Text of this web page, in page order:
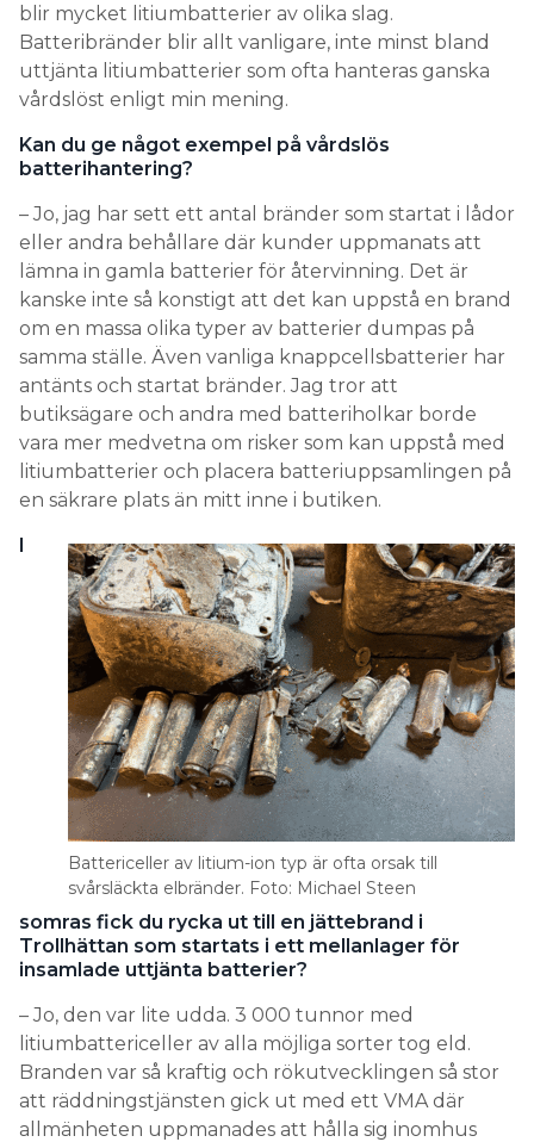
blir mycket litiumbatterier av olika slag.
Batteribränder blir allt vanligare, inte minst bland
uttjänta litiumbatterier som ofta hanteras ganska
vårdslöst enligt min mening.
Kan du ge något exempel på vårdslös
batterihantering?
– Jo, jag har sett ett antal bränder som startat i lådor
eller andra behållare där kunder uppmanats att
lämna in gamla batterier för återvinning. Det är
kanske inte så konstigt att det kan uppstå en brand
om en massa olika typer av batterier dumpas på
samma ställe. Även vanliga knappcellsbatterier har
antänts och startat bränder. Jag tror att
butiksägare och andra med batteriholkar borde
vara mer medvetna om risker som kan uppstå med
litiumbatterier och placera batteriuppsamlingen på
en säkrare plats än mitt inne i butiken.
Battericeller av litium-ion typ är ofta orsak till
svårsläckta elbränder. Foto: Michael Steen
I
somras fick du rycka ut till en jättebrand i
Trollhättan som startats i ett mellanlager för
insamlade uttjänta batterier?
– Jo, den var lite udda. 3 000 tunnor med
litiumbattericeller av alla möjliga sorter tog eld.
Branden var så kraftig och rökutvecklingen så stor
att räddningstjänsten gick ut med ett VMA där
allmänheten uppmanades att hålla sig inomhus